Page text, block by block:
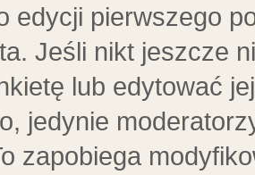
edycji pierwszego
Jeśli nikt jeszcze
lub edytować
jedynie
zapobiega